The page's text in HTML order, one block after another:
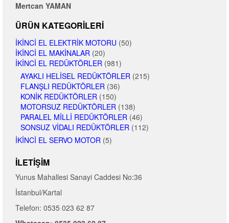
Mertcan YAMAN
ÜRÜN KATEGORILERI
İKINCI EL ELEKTRIK MOTORU (50)
İKINCI EL MAKINALAR (20)
İKINCI EL REDÜKTÖRLER (981)
AYAKLI HELISEL REDÜKTÖRLER (215)
FLANŞLI REDÜKTÖRLER (36)
KONIK REDÜKTÖRLER (150)
MOTORSUZ REDÜKTÖRLER (138)
PARALEL MILLI REDÜKTÖRLER (46)
SONSUZ VIDALI REDÜKTÖRLER (112)
İKINCI EL SERVO MOTOR (5)
İLETIŞIM
Yunus Mahallesi Sanayi Caddesi No:36
İstanbul/Kartal
Telefon: 0535 023 62 87